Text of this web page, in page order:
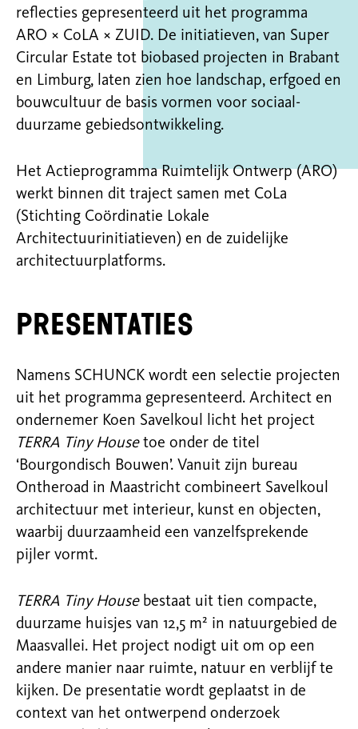
reflecties gepresenteerd uit het programma
ARO × CoLA × ZUID. De initiatieven, van Super
Circular Estate tot biobased projecten in Brabant
en Limburg, laten zien hoe landschap, erfgoed en
bouwcultuur de basis vormen voor sociaal-
duurzame gebiedsontwikkeling.
Het Actieprogramma Ruimtelijk Ontwerp (ARO)
werkt binnen dit traject samen met CoLa
(Stichting Coördinatie Lokale
Architectuurinitiatieven) en de zuidelijke
architectuurplatforms.
Presentaties
Namens SCHUNCK wordt een selectie projecten
uit het programma gepresenteerd. Architect en
ondernemer Koen Savelkoul licht het project
TERRA Tiny Housetoe onder de titel
‘Bourgondisch Bouwen’. Vanuit zijn bureau
Ontheroad in Maastricht combineert Savelkoul
architectuur met interieur, kunst en objecten,
waarbij duurzaamheid een vanzelfsprekende
pijler vormt.
TERRA Tiny Housebestaat uit tien compacte,
duurzame huisjes van 12,5 m² in natuurgebied de
Maasvallei. Het project nodigt uit om op een
andere manier naar ruimte, natuur en verblijf te
kijken. De presentatie wordt geplaatst in de
context van het ontwerpend onderzoek